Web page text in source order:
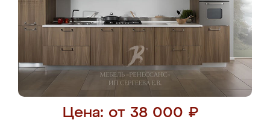
Цена: от 38 000 ₽